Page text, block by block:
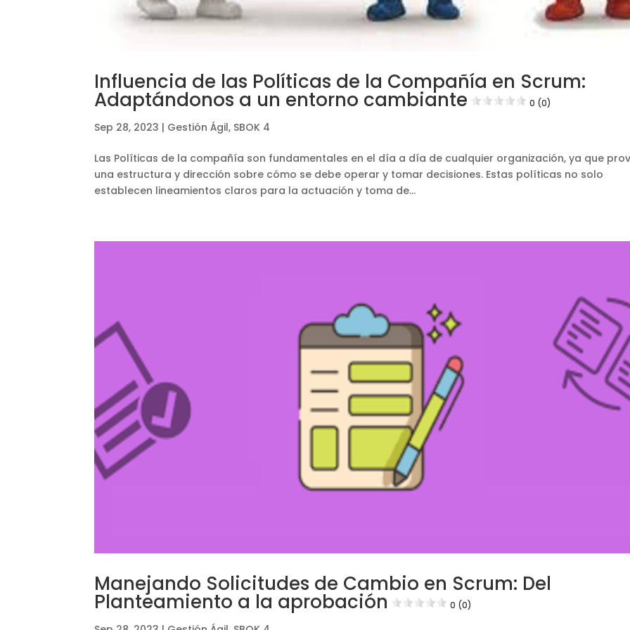
Influencia de las Políticas de la Compañía en Scrum:
Adaptándonos a un entorno cambiante 0 (0)
Sep 28, 2023 | Gestión Ágil, SBOK 4
Las Políticas de la compañía son fundamentales en el día a día de cualquier organización, ya que
una estructura y dirección sobre cómo se debe operar y tomar decisiones. Estas políticas no solo
establecen lineamientos claros para la actuación y toma de...
Manejando Solicitudes de Cambio en Scrum: Del
Planteamiento a la aprobación 0 (0)